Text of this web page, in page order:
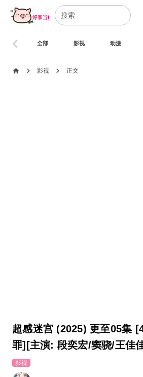
全部 影视 动漫
chevron_left
home chevron_right 影视 chevron_right 正文
超感迷宫 (2025) 更至05集
罪][主演: 段奕宏/窦骁/王佳
影视